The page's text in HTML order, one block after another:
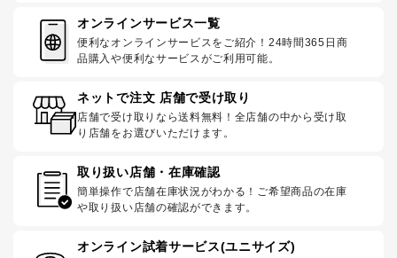
オンラインサービス一覧
便利なオンラインサービスをご紹介！24時間365日商
品購入や便利なサービスがご利用可能。
ネットで注文 店舗で受け取り
店舗で受け取りなら送料無料！全店舗の中から受け取
り店舗をお選びいただけます。
取り扱い店舗・在庫確認
簡単操作で店舗在庫状況がわかる！ご希望商品の在庫
や取り扱い店舗の確認ができます。
オンライン試着サービス(ユニサイズ)